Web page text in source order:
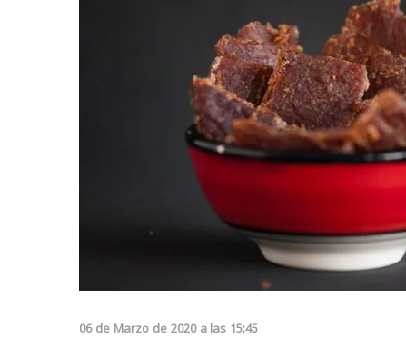
06 de Marzo de 2020 a las 15:45